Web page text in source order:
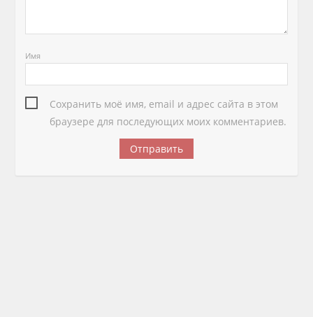
Имя
Сохранить моё имя, email и адрес сайта в этом
браузере для последующих моих комментариев.